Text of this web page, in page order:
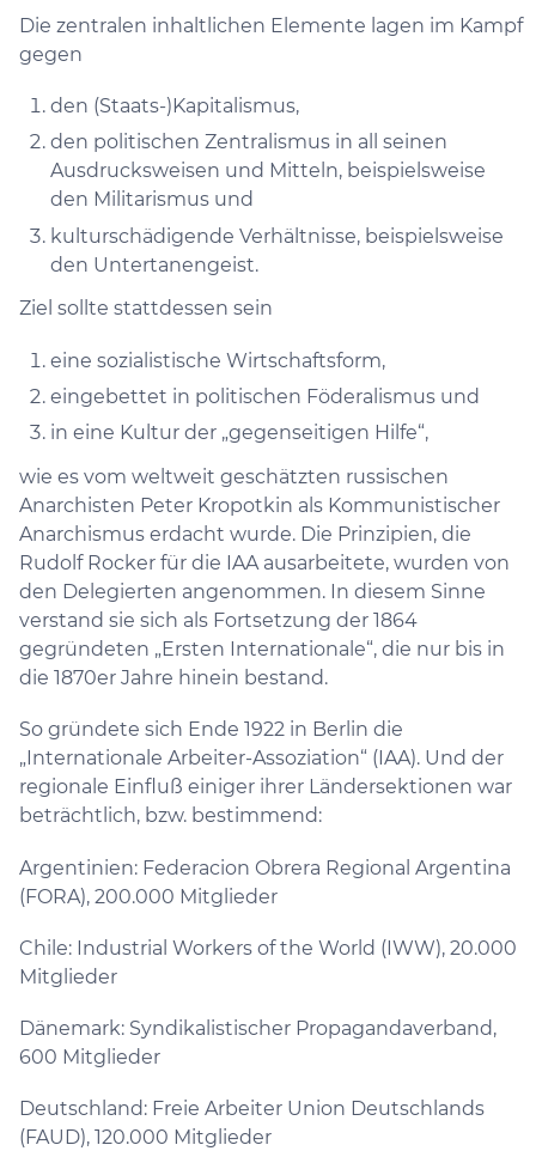
Die zentralen inhaltlichen Elemente lagen im Kampf
gegen
den (Staats-)Kapitalismus,
den politischen Zentralismus in all seinen
Ausdrucksweisen und Mitteln, beispielsweise
den Militarismus und
kulturschädigende Verhältnisse, beispielsweise
den Untertanengeist.
Ziel sollte stattdessen sein
eine sozialistische Wirtschaftsform,
eingebettet in politischen Föderalismus und
in eine Kultur der „gegenseitigen Hilfe“,
wie es vom weltweit geschätzten russischen
Anarchisten Peter Kropotkin als Kommunistischer
Anarchismus erdacht wurde. Die Prinzipien, die
Rudolf Rocker für die IAA ausarbeitete, wurden von
den Delegierten angenommen. In diesem Sinne
verstand sie sich als Fortsetzung der 1864
gegründeten „Ersten Internationale“, die nur bis in
die 1870er Jahre hinein bestand.
So gründete sich Ende 1922 in Berlin die
„Internationale Arbeiter-Assoziation“ (IAA). Und der
regionale Einfluß einiger ihrer Ländersektionen war
beträchtlich, bzw. bestimmend:
Argentinien: Federacion Obrera Regional Argentina
(FORA), 200.000 Mitglieder
Chile: Industrial Workers of the World (IWW), 20.000
Mitglieder
Dänemark: Syndikalistischer Propagandaverband,
600 Mitglieder
Deutschland: Freie Arbeiter Union Deutschlands
(FAUD), 120.000 Mitglieder